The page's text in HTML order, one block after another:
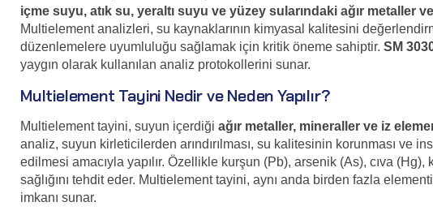
içme suyu, atık su, yeraltı suyu ve yüzey sularındaki ağır metaller
Multielement analizleri, su kaynaklarının kimyasal kalitesini
düzenlemelere uyumluluğu sağlamak için kritik öneme sahiptir. SM
yaygın olarak kullanılan analiz protokollerini sunar.
Multielement Tayini Nedir ve Neden Yapılır?
Multielement tayini, suyun içerdiği ağır metaller, mineraller ve iz
analiz, suyun kirleticilerden arındırılması, su kalitesinin korunması ve
edilmesi amacıyla yapılır. Özellikle kurşun (Pb), arsenik (As), cıva
sağlığını tehdit eder. Multielement tayini, aynı anda birden fazla
imkanı sunar.